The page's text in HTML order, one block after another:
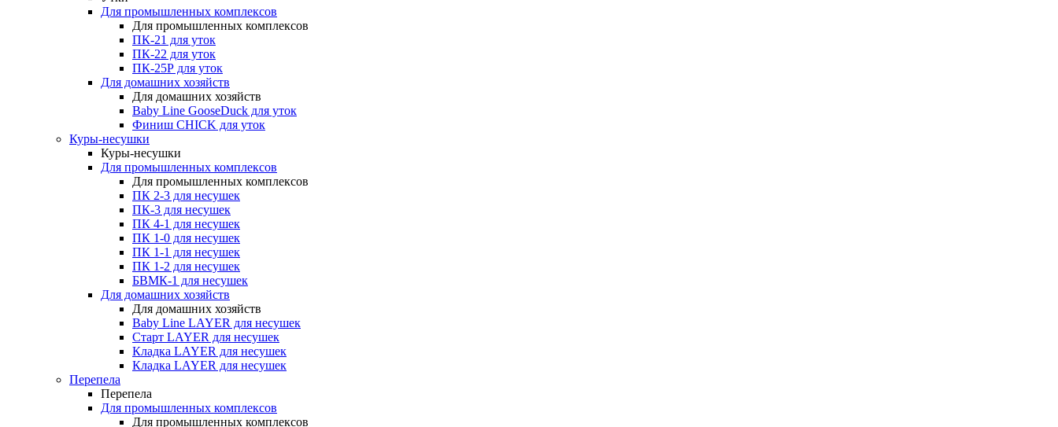
Для промышленных комплексов
Для промышленных комплексов
ПК-21 для уток
ПК-22 для уток
ПК-25Р для уток
Для домашних хозяйств
Для домашних хозяйств
Baby Line GooseDuck для уток
Финиш CHICK для уток
Куры-несушки
Куры-несушки
Для промышленных комплексов
Для промышленных комплексов
ПК 2-3 для несушек
ПК-3 для несушек
ПК 4-1 для несушек
ПК 1-0 для несушек
ПК 1-1 для несушек
ПК 1-2 для несушек
БВМК-1 для несушек
Для домашних хозяйств
Для домашних хозяйств
Baby Line LAYER для несушек
Старт LAYER для несушек
Кладка LAYER для несушек
Кладка LAYER для несушек
Перепела
Перепела
Для промышленных комплексов
Для промышленных комплексов